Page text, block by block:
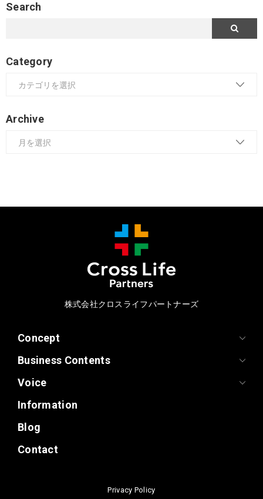
Search
Category
Archive
株式会社クロスライフパートナーズ
Concept
Business Contents
Voice
Information
Blog
Contact
Privacy Policy